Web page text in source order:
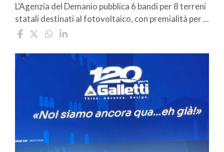
L'Agenzia del Demanio pubblica 6 bandi per 8 terreni
statali destinati al fotovoltaico, con premialità per ...